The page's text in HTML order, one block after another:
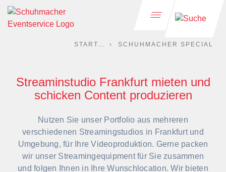
STARTSEITE SCHUHMACHER SPECIAL
Streaminstudio Frankfurt mieten und
schicken Content produzieren
Nutzen Sie unser Portfolio aus mehreren
verschiedenen Streamingstudios in Frankfurt und
Umgebung, für Ihre Videoproduktion. Gerne packen
wir unser Streamingequipment für Sie zusammen
und folgen Ihnen in Ihre Wunschlocation. Wir bieten